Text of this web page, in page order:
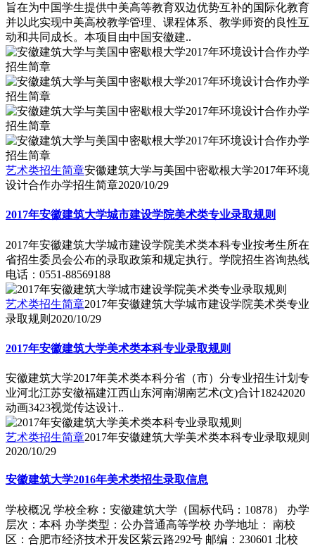
旨在为中国学生提供中美高等教育双边优势互补的国际化教育
并以此实现中美高校教学管理、课程体系、教学师资的良性互
动和共同成长。本项目由中国安徽建..
艺术类招生简章安徽建筑大学与美国中密歇根大学2017年环境
设计合作办学招生简章2020/10/29
2017年安徽建筑大学城市建设学院美术类专业录取规则
2017年安徽建筑大学城市建设学院美术类本科专业按考生所在
省招生委员会公布的录取政策和规定执行。学院招生咨询热线
电话：0551-88569188
艺术类招生简章2017年安徽建筑大学城市建设学院美术类专业
录取规则 2020/10/29
2017年安徽建筑大学美术类本科专业录取规则
安徽建筑大学2017年美术类本科分省（市）分专业招生计划专
业河北江苏安徽福建江西山东河南湖南艺术(文)合计18242020
动画3423视觉传达设计..
艺术类招生简章2017年安徽建筑大学美术类本科专业录取规则
2020/10/29
安徽建筑大学2016年美术类招生录取信息
学校概况 学校全称：安徽建筑大学（国标代码：10878） 办学
层次：本科 办学类型：公办普通高等学校 办学地址： 南校
区：合肥市经济技术开发区紫云路292号 邮编：230601 北校